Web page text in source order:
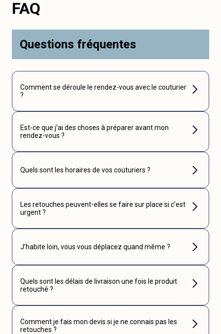
FAQ
Questions fréquentes
Comment se déroule le rendez-vous avec le couturier
?
Est-ce que j’ai des choses à préparer avant mon
rendez-vous ?
Quels sont les horaires de vos couturiers ?
Les retouches peuvent-elles se faire sur place si c’est
urgent ?
J’habite loin, vous vous déplacez quand même ?
Quels sont les délais de livraison une fois le produit
retouché ?
Comment je fais mon devis si je ne connais pas les
retouches ?